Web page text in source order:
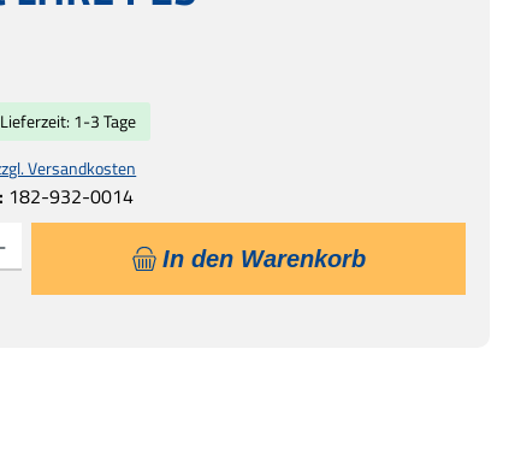
Versandkosten
182-932-0014
1-3 Tage
den gewünschten Wert ein oder benutze die Schaltflächen um die
In den Warenkorb